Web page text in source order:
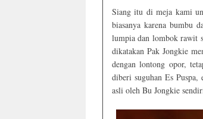
Siang itu di meja kami
biasanya karena bumbu
lumpia dan lombok rawit
dikatakan Pak Jongkie
dengan lontong opor,
diberi suguhan Es
asli oleh Bu Jongkie